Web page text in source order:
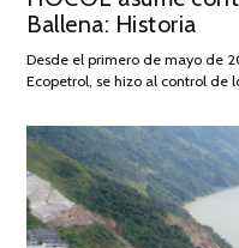
Ballena: Historia
Desde el primero de mayo de
Ecopetrol, se hizo al control de